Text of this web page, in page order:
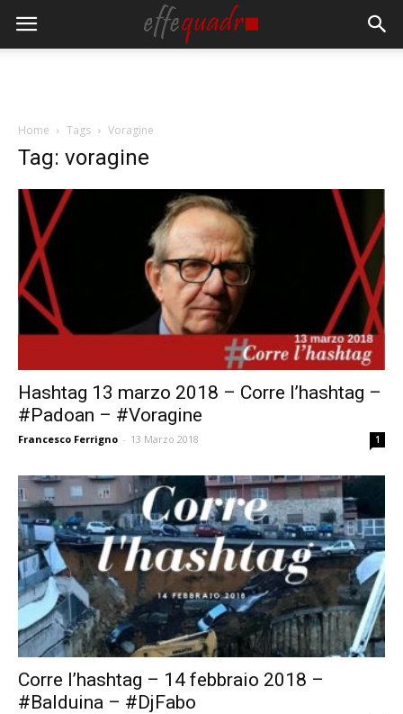
Home Tags Voragine
Tag: voragine
Hashtag 13 marzo 2018 – Corre l’hashtag –
#Padoan – #Voragine
Francesco Ferrigno - 13 Marzo 2018 1
Corre l’hashtag – 14 febbraio 2018 –
#Balduina – #DjFabo